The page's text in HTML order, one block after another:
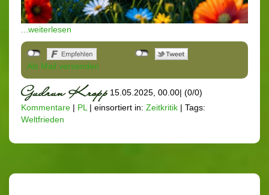
...weiterlesen
Als Mail versenden
15.05.2025, 00.00| (0/0)
Kommentare | PL | einsortiert in: Zeitkritik | Tags:
Weltfrieden